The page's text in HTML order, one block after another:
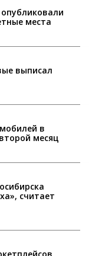
места
выписал
в
месяц
считает